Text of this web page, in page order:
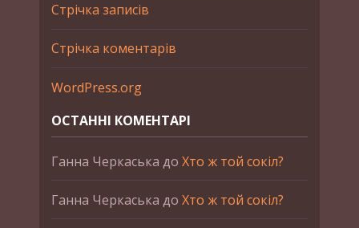
Стрічка записів
Стрічка коментарів
WordPress.org
ОСТАННІ КОМЕНТАРІ
Ганна Черкаська до Хто ж той сокіл?
Ганна Черкаська до Хто ж той сокіл?